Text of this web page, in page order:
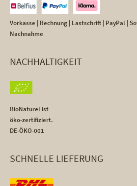
Vorkasse | Rechnung | Lastschrift | PayPal |
Nachnahme
NACHHALTIGKEIT
BioNaturel ist
öko-zertifiziert.
DE-ÖKO-001
SCHNELLE LIEFERUNG